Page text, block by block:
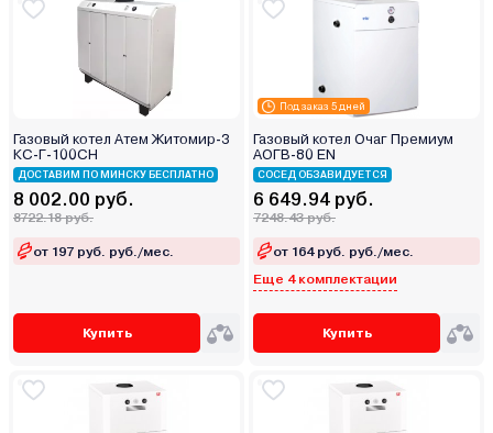
Газовый котел Атем Житомир-3
КС-Г-100СН
ДОСТАВИМ ПО МИНСКУ БЕСПЛАТНО
8 002.00 руб.
8722.18 руб.
от 197 руб. руб./мес.
Купить
Под заказ 5 дней
Газовый котел Очаг Премиум
АОГВ-80 ЕN
СОСЕД ОБЗАВИДУЕТСЯ
6 649.94 руб.
7248.43 руб.
от 164 руб. руб./мес.
Еще 4 комплектации
Купить